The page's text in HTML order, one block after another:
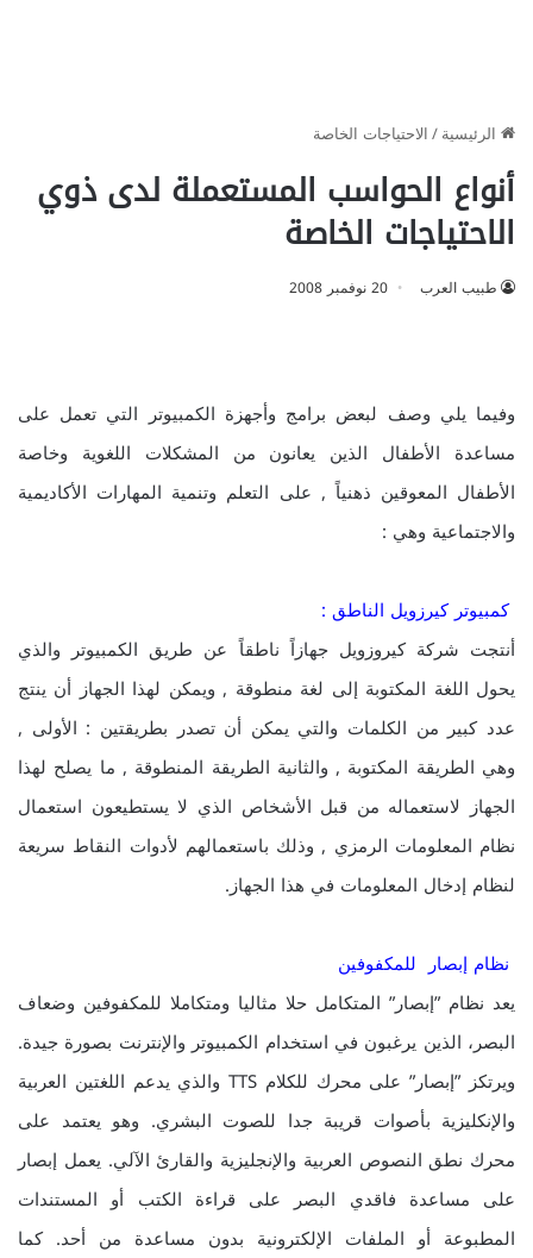
الرئيسية/الاحتياجات الخاصة
أنواع الحواسب المستعملة لدى ذوي
الاحتياجات الخاصة
طبيب العرب 20 نوفمبر 2008
وفيما يلي وصف لبعض برامج وأجهزة الكمبيوتر التي تعمل على
مساعدة الأطفال الذين يعانون من المشكلات اللغوية وخاصة
الأطفال المعوقين ذهنياً , على التعلم وتنمية المهارات الأكاديمية
والاجتماعية وهي :
كمبيوتر كيرزويل الناطق :
أنتجت شركة كيروزويل جهازاً ناطقاً عن طريق الكمبيوتر والذي
يحول اللغة المكتوبة إلى لغة منطوقة , ويمكن لهذا الجهاز أن ينتج
عدد كبير من الكلمات والتي يمكن أن تصدر بطريقتين : الأولى ,
وهي الطريقة المكتوبة , والثانية الطريقة المنطوقة , ما يصلح لهذا
الجهاز لاستعماله من قبل الأشخاص الذي لا يستطيعون استعمال
نظام المعلومات الرمزي , وذلك باستعمالهم لأدوات النقاط سريعة
لنظام إدخال المعلومات في هذا الجهاز.
نظام إبصار للمكفوفين
يعد نظام ”إبصار” المتكامل حلا مثاليا ومتكاملا للمكفوفين وضعاف
البصر، الذين يرغبون في استخدام الكمبيوتر والإنترنت بصورة جيدة.
ويرتكز ”إبصار” على محرك للكلام TTS والذي يدعم اللغتين العربية
والإنكليزية بأصوات قريبة جدا للصوت البشري. وهو يعتمد على
محرك نطق النصوص العربية والإنجليزية والقارئ الآلي. يعمل إبصار
على مساعدة فاقدي البصر على قراءة الكتب أو المستندات
المطبوعة أو الملفات الإلكترونية بدون مساعدة من أحد. كما